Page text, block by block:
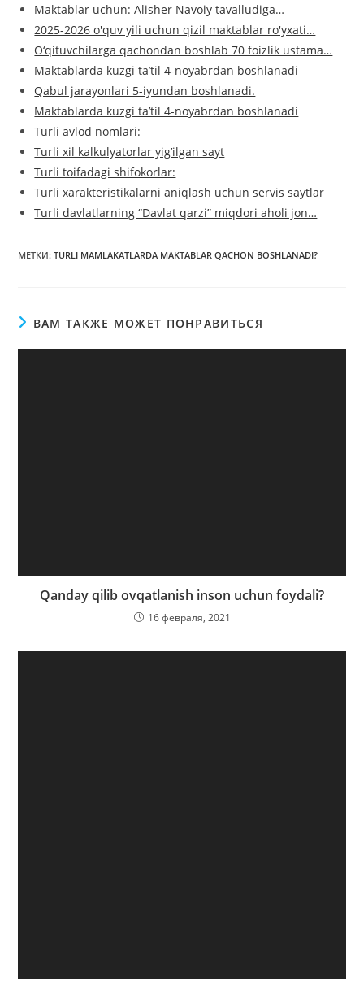
Maktablar uchun: Alisher Navoiy tavalludiga…
2025-2026 o'quv yili uchun qizil maktablar ro'yxati…
O‘qituvchilarga qachondan boshlab 70 foizlik ustama…
Maktablarda kuzgi ta’til 4-noyabrdan boshlanadi
Qabul jarayonlari 5-iyundan boshlanadi.
Maktablarda kuzgi taʼtil 4-noyabrdan boshlanadi
Turli avlod nomlari:
Turli xil kalkulyatorlar yig’ilgan sayt
Turli toifadagi shifokorlar:
Turli xarakteristikalarni aniqlash uchun servis saytlar
Turli davlatlarning “Davlat qarzi” miqdori aholi jon…
МЕТКИ:TURLI MAMLAKATLARDA MAKTABLAR QACHON BOSHLANADI?
ВАМ ТАКЖЕ МОЖЕТ ПОНРАВИТЬСЯ
Qanday qilib ovqatlanish inson uchun foydali?
16 февраля, 2021